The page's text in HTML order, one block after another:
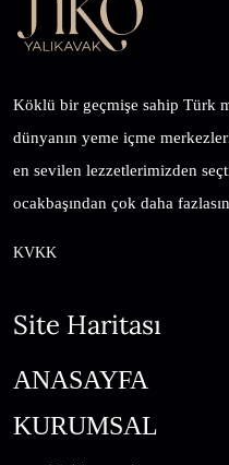
Köklü bir geçmişe sahip Türk
dünyanın yeme içme
en sevilen lezzetlerimizden
ocakbaşından çok daha
KVKK
Site Haritası
ANASAYFA
KURUMSAL